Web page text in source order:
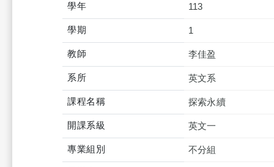
學年 113
學期 1
教師 李佳盈
系所 英文系
課程名稱 探索永續
開課系級 英文一
專業組別 不分組